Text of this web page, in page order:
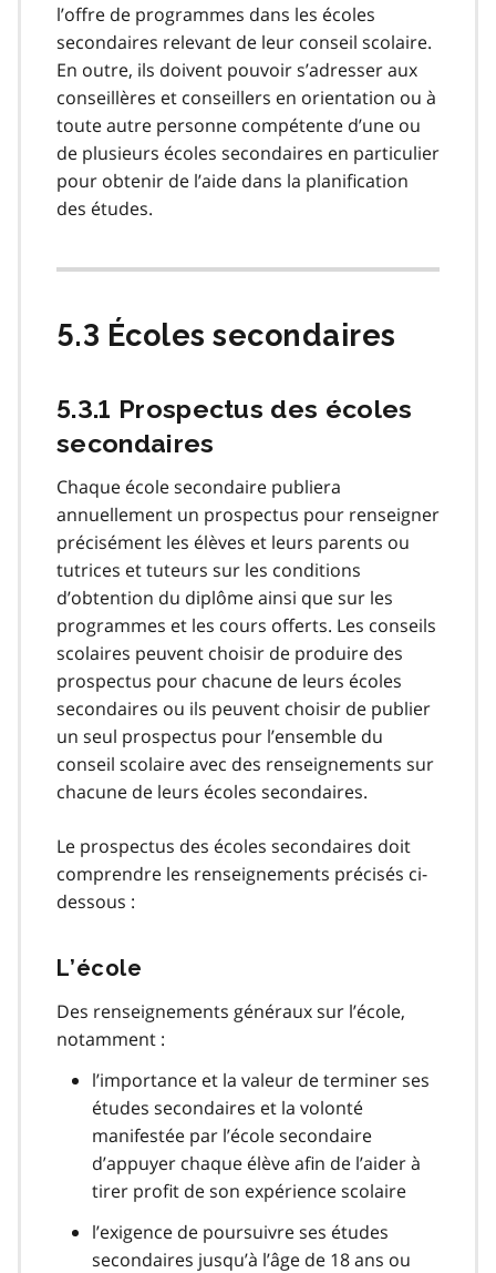
l’offre de programmes dans les écoles
secondaires relevant de leur conseil scolaire.
En outre, ils doivent pouvoir s’adresser aux
conseillères et conseillers en orientation ou à
toute autre personne compétente d’une ou
de plusieurs écoles secondaires en particulier
pour obtenir de l’aide dans la planification
des études.
5.3 Écoles secondaires
5.3.1 Prospectus des écoles
secondaires
Chaque école secondaire publiera
annuellement un prospectus pour renseigner
précisément les élèves et leurs parents ou
tutrices et tuteurs sur les conditions
d’obtention du diplôme ainsi que sur les
programmes et les cours offerts. Les conseils
scolaires peuvent choisir de produire des
prospectus pour chacune de leurs écoles
secondaires ou ils peuvent choisir de publier
un seul prospectus pour l’ensemble du
conseil scolaire avec des renseignements sur
chacune de leurs écoles secondaires.
Le prospectus des écoles secondaires doit
comprendre les renseignements précisés ci-
dessous :
L’école
Des renseignements généraux sur l’école,
notamment :
l’importance et la valeur de terminer ses
études secondaires et la volonté
manifestée par l’école secondaire
d’appuyer chaque élève afin de l’aider à
tirer profit de son expérience scolaire
l’exigence de poursuivre ses études
secondaires jusqu’à l’âge de 18 ans ou